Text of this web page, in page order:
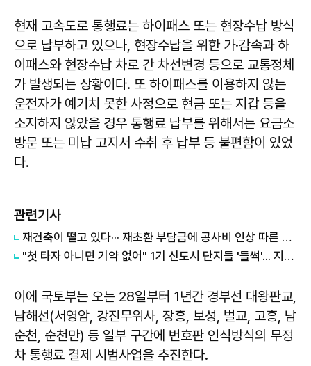
현재 고속도로 통행료는 하이패스 또는 현장수납 방식
으로 납부하고 있으나, 현장수납을 위한 가·감속과 하
이패스와 현장수납 차로 간 차선변경 등으로 교통정체
가 발생되는 상황이다. 또 하이패스를 이용하지 않는
운전자가 예기치 못한 사정으로 현금 또는 지갑 등을
소지하지 않았을 경우 통행료 납부를 위해서는 요금소
방문 또는 미납 고지서 수취 후 납부 등 불편함이 있었
다.
관련기사
재건축이 떨고 있다··· 재초환 부담금에 공사비 인상 따른 분담금 폭탄까지
"첫 타자 아니면 기약 없어" 1기 신도시 단지들 '들썩'... 지자체·건설사도 채비
이에 국토부는 오는 28일부터 1년간 경부선 대왕판교,
남해선(서영암, 강진무위사, 장흥, 보성, 벌교, 고흥, 남
순천, 순천만) 등 일부 구간에 번호판 인식방식의 무정
차 통행료 결제 시범사업을 추진한다.